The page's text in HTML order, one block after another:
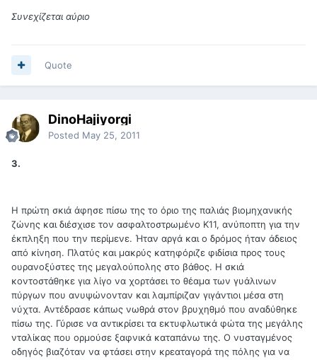
Συνεχίζεται αύριο
Quote
DinoHajiyorgi
Posted May 25, 2011
3.
Η πρώτη σκιά άφησε πίσω της το όριο της παλιάς βιομηχανικής
ζώνης και διέσχισε τον ασφαλτοστρωμένο Κ11, ανύποπτη για την
έκπληξη που την περίμενε. Ήταν αργά και ο δρόμος ήταν άδειος
από κίνηση. Πλατύς και μακρύς κατηφόριζε φιδίσια προς τους
ουρανοξύστες της μεγαλούπολης στο βάθος. Η σκιά
κοντοστάθηκε για λίγο να χορτάσει το θέαμα των γυάλινων
πύργων που ανυψώνονταν και λαμπίριζαν γιγάντιοι μέσα στη
νύχτα. Αντέδρασε κάπως νωθρά στον βρυχηθμό που αναδύθηκε
πίσω της. Γύρισε να αντικρίσει τα εκτυφλωτικά φώτα της μεγάλης
νταλίκας που ορμούσε ξαφνικά καταπάνω της. Ο νυσταγμένος
οδηγός βιαζόταν να φτάσει στην κρεαταγορά της πόλης για να